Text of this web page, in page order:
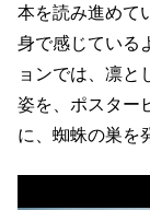
本を読み進めて
身で感じている
ョンでは、凛と
姿を、ポスター
に、蜘蛛の巣を